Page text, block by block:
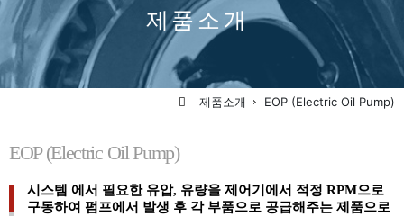
제품소개
제품소개 EOP (Electric Oil Pump)
EOP (Electric Oil Pump)
시스템 에서 필요한 유압, 유량을 제어기에서 적정 RPM으로
구동하여 펌프에서 발생 후 각 부품으로 공급해주는 제품으로